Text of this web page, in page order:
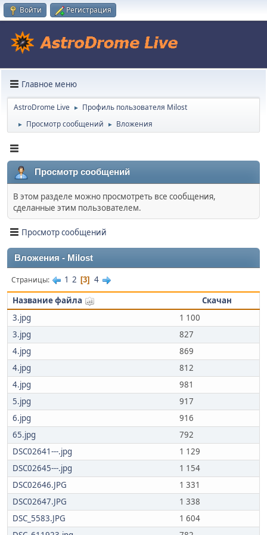
Войти Регистрация
Главное меню
AstroDrome Live ► Профиль пользователя Milost
► Просмотр сообщений ► Вложения
Просмотр сообщений
В этом разделе можно просмотреть все сообщения,
сделанные этим пользователем.
Просмотр сообщений
Вложения - Milost
Страницы 1 2 3
4
Название файла
Скачан
3.jpg
1 100
3.jpg
827
4.jpg
869
4.jpg
812
4.jpg
981
5.jpg
917
6.jpg
916
65.jpg
792
DSC02641---.jpg
1 129
DSC02645---.jpg
1 154
DSC02646.JPG
1 331
DSC02647.JPG
1 338
DSC_5583.JPG
1 604